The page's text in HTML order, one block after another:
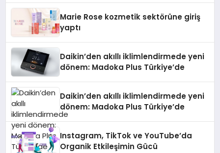
Marie Rose kozmetik sektörüne giriş
yaptı
Daikin’den akıllı iklimlendirmede yeni
dönem: Madoka Plus Türkiye’de
Daikin’den akıllı iklimlendirmede yeni
dönem: Madoka Plus Türkiye’de
Instagram, TikTok ve YouTube’da
Organik Etkileşimin Gücü